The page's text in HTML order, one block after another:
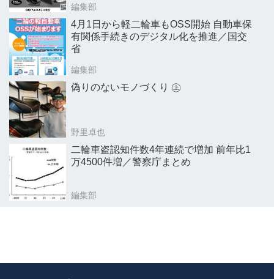
編集部
4月1日から軽二輪車もOSS開始 自動車保
有関係手続きのデジタル化を推進／国交
省
編集部
偽りのないモノづくり ㊤
野里卓也
二輪車盗認知件数4年連続で増加 前年比1
万4500件増／警察庁まとめ
編集部